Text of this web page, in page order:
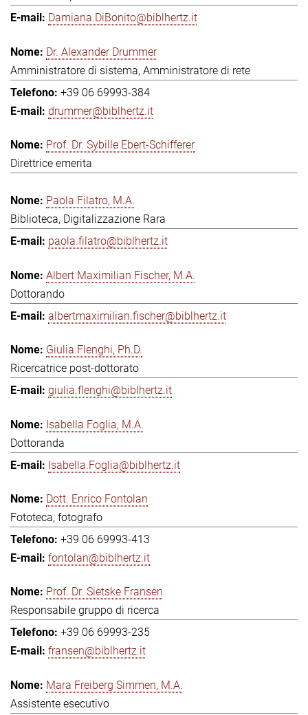
Damiana.DiBonito@biblhertz.it
Dr. Alexander Drummer
Amministratore di sistema, Amministratore di rete
+39 06 69993-384
drummer@biblhertz.it
Prof. Dr. Sybille Ebert-Schifferer
Direttrice emerita
Paola Filatro, M.A.
Biblioteca, Digitalizzazione Rara
paola.filatro@biblhertz.it
Albert Maximilian Fischer, M.A.
Dottorando
albertmaximilian.fischer@biblhertz.it
Giulia Flenghi, Ph.D.
Ricercatrice post-dottorato
giulia.flenghi@biblhertz.it
Isabella Foglia, M.A.
Dottoranda
Isabella.Foglia@biblhertz.it
Dott. Enrico Fontolan
Fototeca, fotografo
+39 06 69993-413
fontolan@biblhertz.it
Prof. Dr. Sietske Fransen
Responsabile gruppo di ricerca
+39 06 69993-235
fransen@biblhertz.it
Mara Freiberg Simmen, M.A.
Assistente esecutivo